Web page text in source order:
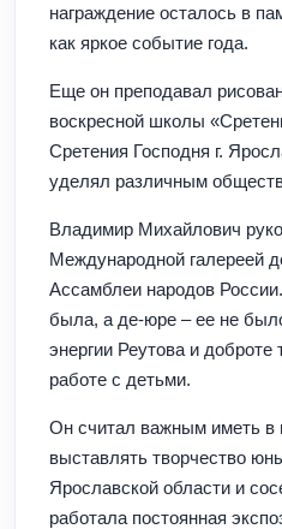
награждение осталось в
как яркое событие года.
Еще он преподавал
воскресной школы
Сретения Господня г.
уделял различным
Владимир Михайлович
Международной галереей
Ассамблеи народов
была, а де-юре – ее не
энергии Реутова и доброте
работе с детьми.
Он считал важным иметь в
выставлять творчество
Ярославской области и
работала постоянная